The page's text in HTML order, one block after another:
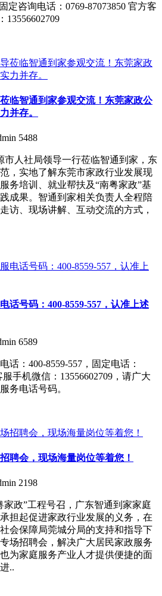
定咨询电话：0769-87073850 官方客
13556602709
临智通到家参观交流！东莞家政公
并存。
5488
市人社局领导一行莅临智通到家，东
，实地了解东莞市家政行业发展现
务培训、就业帮扶及“南粤家政”基
成果。智通到家相关负责人全程陪
访、现场讲解、互动交流的方式，
话号码：400-8559-557，认准上述
6589
话：400-8559-557，固定电话：
服手机微信：13556602709，请广大
务电话号码。
聘会，现场海量岗位等着您！
2198
家政”工程号召，广东智通到家家庭
担起促进家政行业发展的义务，在
会保障局莞城分局的支持和指导下
场招聘会，解决广大居民家政服务
为家庭服务产业人才提供便捷的面
..